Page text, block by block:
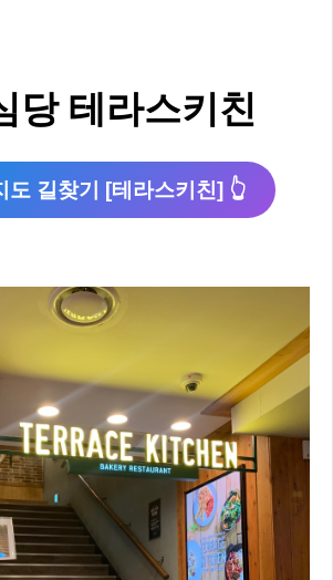
당 테라스키친
도 길찾기 [테라스키친] 👆